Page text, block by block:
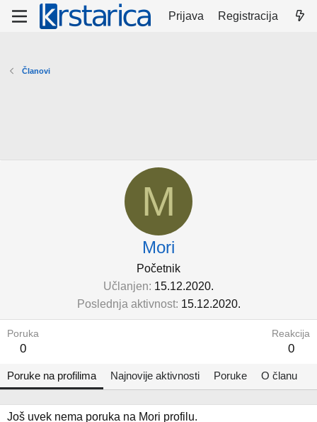
Prijava Registracija
Članovi
M
Mori
Početnik
Učlanjen 15.12.2020.
Poslednja aktivnost 15.12.2020.
Poruka
0
Reakcija
0
Poruke na profilima Najnovije aktivnosti Poruke O članu
Još uvek nema poruka na Mori profilu.